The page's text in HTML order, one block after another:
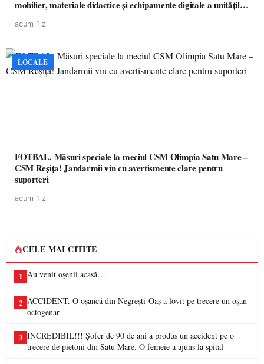
mobilier, materiale didactice și echipamente digitale a unităților
acum 1 zi
LOCALE
FOTBAL. Măsuri speciale la meciul CSM Olimpia Satu Mare –
CSM Reșița! Jandarmii vin cu avertismente clare pentru
suporteri
acum 1 zi
CELE MAI CITITE
1 Au venit oșenii acasă…
2 ACCIDENT. O oșancă din Negrești-Oaș a lovit pe trecere un oșan
octogenar
3 INCREDIBIL!!! Șofer de 90 de ani a produs un accident pe o
trecere de pietoni din Satu Mare. O femeie a ajuns la spital